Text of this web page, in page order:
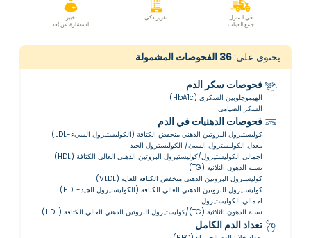
في المنزل
جمع العينات
تقرير ذكي
خبير
استشارة عن بُعد
يحتوي على:36 الفحوصات المشمولة
فحوصات سكر الدم
الهيموجلوبين السكري (HbA1c)
السكر الصيامي
فحوصات الدهنيات في الدم
كوليستيرول البروتين الدهني منخفض الكثافة (الكوليستيرول السيء-LDL)
معدل الكوليسترول السيئ/ الكوليسترول الجيد
اجمالي الكوليستيرول/كوليستيرول البروتين الدهني العالي الكثافة (HDL)
نسبة الدهون الثلاثية (TG)
كوليسترول البروتين الدهني منخفض الكثافة للغاية (VLDL)
كوليستيرول البروتين الدهني العالي الكثافة (الكوليستيرول الجيد-HDL)
اجمالي الكوليستيرول
نسبة الدهون الثلاثية (TG)/كوليستيرول البروتين الدهني العالي الكثافة (HDL)
تعداد الدم الكامل